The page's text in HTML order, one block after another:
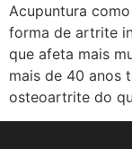
Acupuntura
forma de artrite
que afeta mais
mais de 40 anos
osteoartrite do